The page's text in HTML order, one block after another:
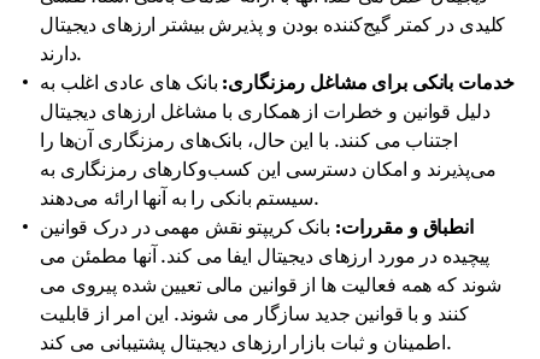
کلیدی در کمتر گیج‌کننده بودن و پذیرش بیشتر ارزهای دیجیتال
دارند.
خدمات بانکی برای مشاغل رمزنگاری: بانک های عادی اغلب به
دلیل قوانین و خطرات از همکاری با مشاغل ارزهای دیجیتال
اجتناب می کنند. با این حال، بانک‌های رمزنگاری آن‌ها را
می‌پذیرند و امکان دسترسی این کسب‌وکارهای رمزنگاری به
سیستم بانکی را به آنها ارائه می‌دهند.
انطباق و مقررات: بانک کریپتو نقش مهمی در درک قوانین
پیچیده در مورد ارزهای دیجیتال ایفا می کند. آنها مطمئن می
شوند که همه فعالیت ها از قوانین مالی تعیین شده پیروی می
کنند و با قوانین جدید سازگار می شوند. این امر از قابلیت
اطمینان و ثبات بازار ارزهای دیجیتال پشتیبانی می کند.